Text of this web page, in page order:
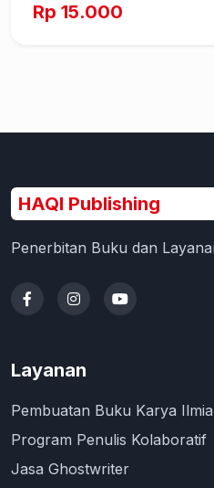
Rp 15.000
HAQI Publishing
Penerbitan Buku dan
Layanan
Pembuatan Buku Karya
Program Penulis Kolaboratif
Jasa Ghostwriter